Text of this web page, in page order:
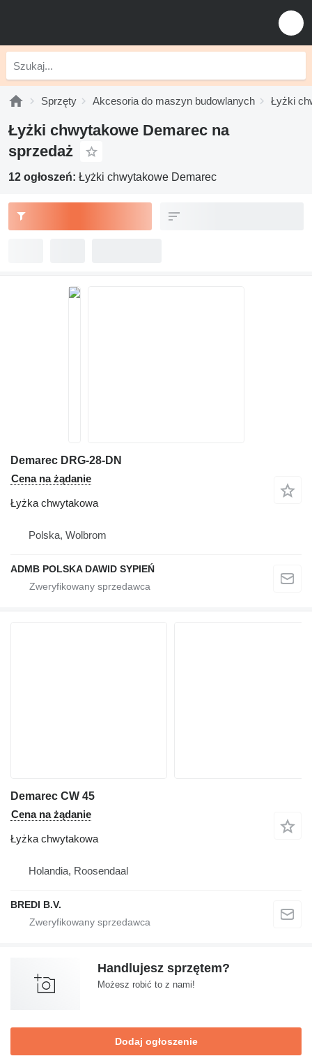
Sprzęty Akcesoria do maszyn budowlanych Łyżki
Łyżki chwytakowe Demarec na
sprzedaż
12 ogłoszeń: Łyżki chwytakowe Demarec
Demarec DRG-28-DN
Cena na żądanie
Łyżka chwytakowa
Polska, Wolbrom
ADMB POLSKA DAWID SYPIEŃ
Demarec CW 45
Cena na żądanie
Łyżka chwytakowa
Holandia, Roosendaal
BREDI B.V.
Handlujesz sprzętem?
Możesz robić to z nami!
Dodaj ogłoszenie